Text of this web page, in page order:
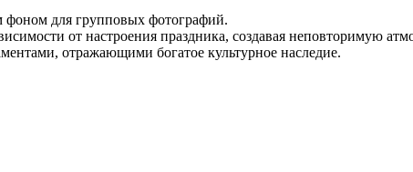
фоном для групповых фотографий.
от настроения праздника, создавая неповторимую
отражающими богатое культурное наследие.